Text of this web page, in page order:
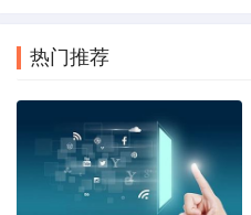
热门推荐